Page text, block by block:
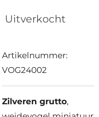
Uitverkocht
Artikelnummer:
VOG24002
Zilveren grutto,